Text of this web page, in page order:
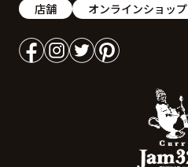
店舗 オンラインショップ